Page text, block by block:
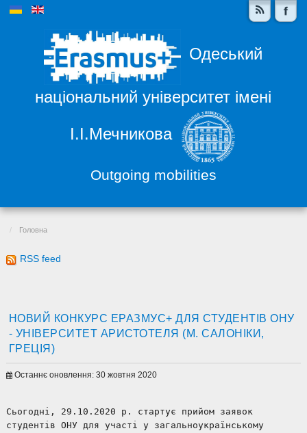
Одеський
національний університет імені
І.І.Мечникова
Outgoing mobilities
Головна
RSS feed
НОВИЙ КОНКУРС ЕРАЗМУС+ ДЛЯ СТУДЕНТІВ ОНУ
- УНІВЕРСИТЕТ АРИСТОТЕЛЯ (М. САЛОНІКИ,
ГРЕЦІЯ)
Останнє оновлення: 30 жовтня 2020
Сьогодні, 29.10.2020 р. стартує прийом заявок
студентів ОНУ для участі у загальноукраїнському